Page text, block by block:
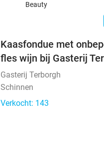
Beauty
Kaasfondue met
fles wijn bij Gasterij
Gasterij Terborgh
Schinnen
Verkocht: 143